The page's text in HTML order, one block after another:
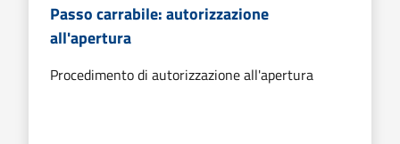
Passo carrabile: autorizzazione
all'apertura
Procedimento di autorizzazione all'apertura